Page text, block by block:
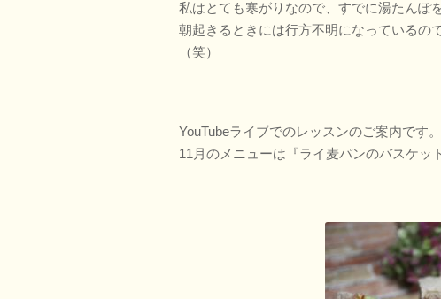
私はとても寒がりなので、すでに湯たんぽ
朝起きるときには行方不明になっているの
（笑）
YouTubeライブでのレッスンのご案内です。
11月のメニューは『ライ麦パンのバスケット